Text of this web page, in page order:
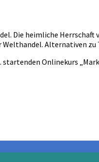
Die heimliche Herrschaft
Alternativen zu
startenden Onlinekurs